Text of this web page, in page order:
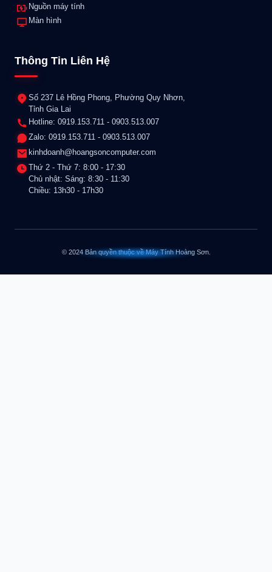
Nguồn máy tính
Màn hình
Thông Tin Liên Hệ
Số 237 Lê Hồng Phong, Phường Quy Nhơn,
Tỉnh Gia Lai
Hotline: 0919.153.711 - 0903.513.007
Zalo: 0919.153.711 - 0903.513.007
kinhdoanh@hoangsoncomputer.com
Thứ 2 - Thứ 7: 8:00 - 17:30
Chủ nhật: Sáng: 8:30 - 11:30
Chiều: 13h30 - 17h30
© 2024 Bản quyền thuộc về Máy Tính Hoàng Sơn.